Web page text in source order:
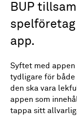
BUP
app.
Syftet med
tydligare för både
den ska vara
appen som
tappa sitt